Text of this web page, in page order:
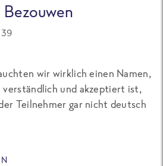
wir wirklich einen Namen,
und akzeptiert ist,
Teilnehmer gar nicht deutsch